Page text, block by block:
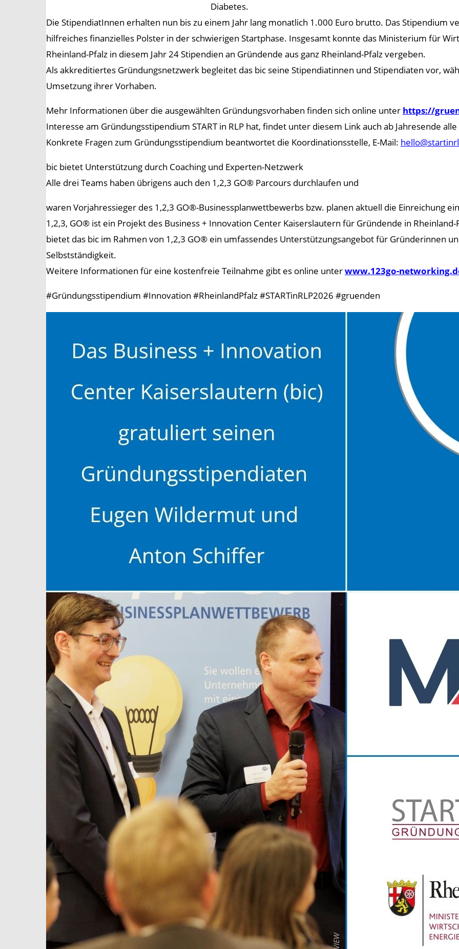
Diabetes.
Die StipendiatInnen erhalten nun bis zu einem Jahr lang monatlich 1.000 Euro brutto. Das Stipendium
hilfreiches finanzielles Polster in der schwierigen Startphase. Insgesamt konnte das Ministerium für
Rheinland-Pfalz in diesem Jahr 24 Stipendien an Gründende aus ganz Rheinland-Pfalz vergeben.
Als akkreditiertes Gründungsnetzwerk begleitet das bic seine Stipendiatinnen und Stipendiaten vor,
Umsetzung ihrer Vorhaben.
Mehr Informationen über die ausgewählten Gründungsvorhaben finden sich online unter https://
Interesse am Gründungsstipendium START in RLP hat, findet unter diesem Link auch ab Jahresende
Konkrete Fragen zum Gründungsstipendium beantwortet die Koordinationsstelle, E-Mail:
bic bietet Unterstützung durch Coaching und Experten-Netzwerk
Alle drei Teams haben übrigens auch den 1,2,3 GO® Parcours durchlaufen und
waren Vorjahressieger des 1,2,3 GO®-Businessplanwettbewerbs bzw. planen aktuell die Einreichung
1,2,3, GO® ist ein Projekt des Business + Innovation Center Kaiserslautern für Gründende in
bietet das bic im Rahmen von 1,2,3 GO® ein umfassendes Unterstützungsangebot für Gründerinnen
Selbstständigkeit.
Weitere Informationen für eine kostenfreie Teilnahme gibt es online unterwww.123go-
#Gründungsstipendium #Innovation #RheinlandPfalz #STARTinRLP2026 #gruenden